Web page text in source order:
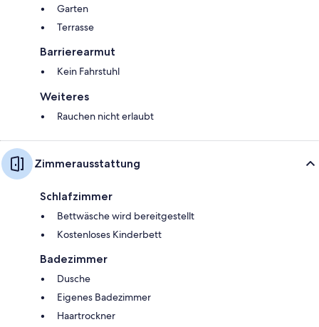
Garten
Terrasse
Barrierearmut
Kein Fahrstuhl
Weiteres
Rauchen nicht erlaubt
Zimmerausstattung
Schlafzimmer
Bettwäsche wird bereitgestellt
Kostenloses Kinderbett
Badezimmer
Dusche
Eigenes Badezimmer
Haartrockner